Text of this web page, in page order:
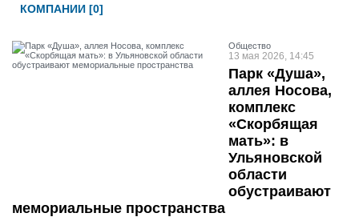
КОМПАНИИ [0]
Общество
13 мая 2026, 14:45
Парк «Душа»,
аллея Носова,
комплекс
«Скорбящая
мать»: в
Ульяновской
области
обустраивают
мемориальные пространства